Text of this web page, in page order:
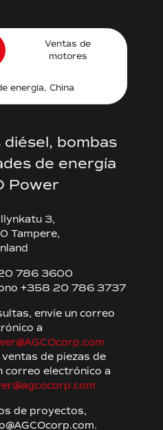
Ventas de
motores
energía, China
bombas
de energía
Power
3,
Tampere,
786 3600
+358 20 786 3737
envíe un correo
a
de piezas de
correo electrónico a
de proyectos,